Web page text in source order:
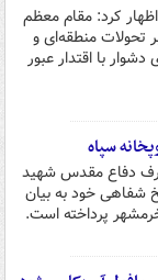
کرد: مقام معظم
بر تحولات منطقه‌ای و
با اقتدار عبور
سپاه
دفاع مقدس شهید
شفاهی خود به بیان
پرداخته است.